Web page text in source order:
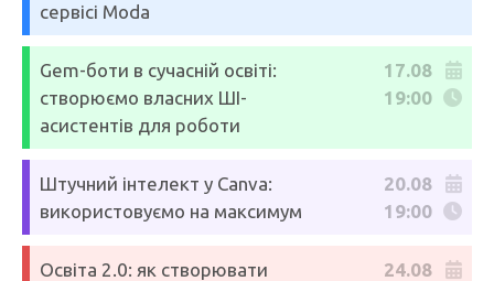
сервісі Moda
Gem-боти в сучасній освіті:
створюємо власних ШІ-
асистентів для роботи
17.08
19:00
Штучний інтелект у Canva:
використовуємо на максимум
20.08
19:00
Освіта 2.0: як створювати
24.08